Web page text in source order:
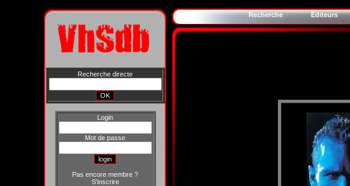
Recherche directe
Login
Mot de passe
Pas encore membre ?
S'inscrire
Recherche Editeurs